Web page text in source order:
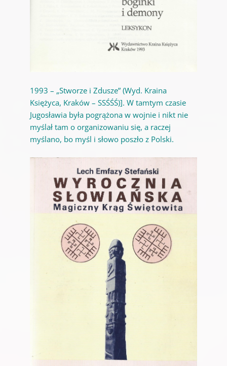
1993 – „Stworze i Zdusze” (Wyd. Kraina
Księżyca, Kraków – SSŚŚŚ)]. W tamtym czasie
Jugosławia była pogrążona w wojnie i nikt nie
myślał tam o organizowaniu się, a raczej
myślano, bo myśl i słowo poszło z Polski.